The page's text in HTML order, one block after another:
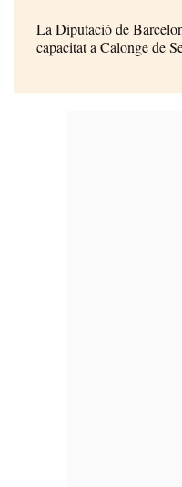
La Diputació de
capacitat a Calonge de